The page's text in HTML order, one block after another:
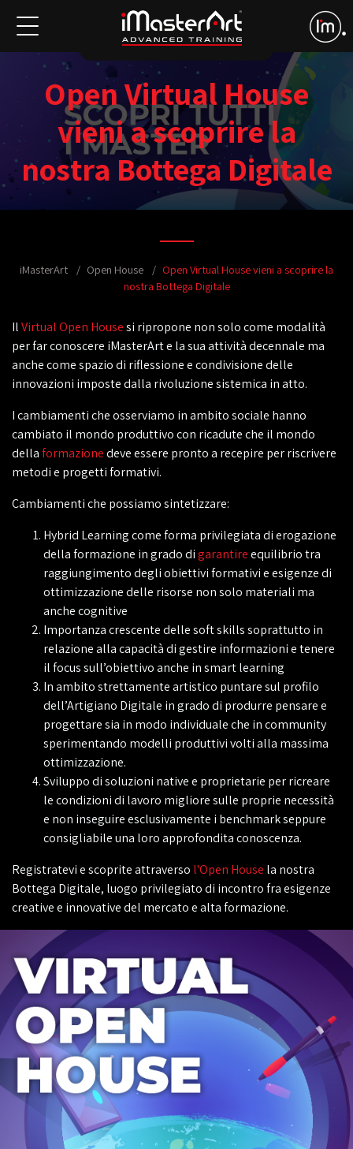
Open Virtual House
vieni a scoprire la
nostra Bottega Digitale
iMasterArt Open House
Open Virtual House vieni a scoprire la
nostra Bottega Digitale
IlVirtual Open Housesi ripropone non solo come modalità
per far conoscere iMasterArt e la sua attività decennale ma
anche come spazio di riflessione e condivisione delle
innovazioni imposte dalla rivoluzione sistemica in atto.
I cambiamenti che osserviamo in ambito sociale hanno
cambiato il mondo produttivo con ricadute che il mondo
dellaformazionedeve essere pronto a recepire per riscrivere
metodi e progetti formativi.
Cambiamenti che possiamo sintetizzare:
Hybrid Learning come forma privilegiata di erogazione
della formazione in grado digarantireequilibrio tra
raggiungimento degli obiettivi formativi e esigenze di
ottimizzazione delle risorse non solo materiali ma
anche cognitive
Importanza crescente delle soft skills soprattutto in
relazione alla capacità di gestire informazioni e tenere
il focus sull’obiettivo anche in smart learning
In ambito strettamente artistico puntare sul profilo
dell’Artigiano Digitale in grado di produrre pensare e
progettare sia in modo individuale che in community
sperimentando modelli produttivi volti alla massima
ottimizzazione.
Sviluppo di soluzioni native e proprietarie per ricreare
le condizioni di lavoro migliore sulle proprie necessità
e non inseguire esclusivamente i benchmark seppure
consigliabile una loro approfondita conoscenza.
Registratevi e scoprite attraverso l'Open House la nostra
Bottega Digitale, luogo privilegiato di incontro fra esigenze
creative e innovative del mercato e alta formazione.